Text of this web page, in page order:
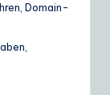
Domain-